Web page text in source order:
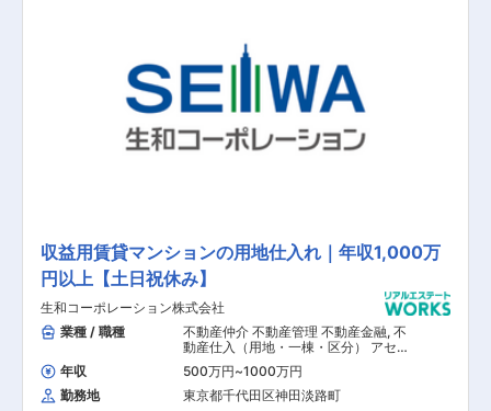
物件の管理 ■保有物件の運営計画の作成 【担当
収益用賃貸マンションの用地仕入れ｜年収1,000万
円以上【土日祝休み】
生和コーポレーション株式会社
業種 / 職種
不動産仲介 不動産管理 不動産金融, 不
動産仕入（用地・一棟・区分） アセッ
トマネジメント その他（土木設計・測
量） その他（建築設計・積算）
年収 500万円~1000万円
勤務地
東京都千代田区神田淡路町